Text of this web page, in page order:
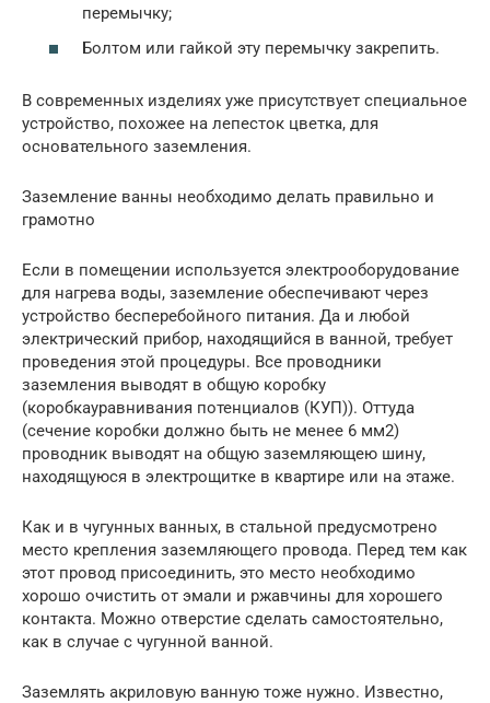
перемычку;
Болтом или гайкой эту перемычку закрепить.
В современных изделиях уже присутствует специальное
устройство, похожее на лепесток цветка, для
основательного заземления.
Заземление ванны необходимо делать правильно и
грамотно
Если в помещении используется электрооборудование
для нагрева воды, заземление обеспечивают через
устройство бесперебойного питания. Да и любой
электрический прибор, находящийся в ванной, требует
проведения этой процедуры. Все проводники
заземления выводят в общую коробку
(коробкауравнивания потенциалов (КУП)). Оттуда
(сечение коробки должно быть не менее 6 мм2)
проводник выводят на общую заземляющею шину,
находящуюся в электрощитке в квартире или на этаже.
Как и в чугунных ванных, в стальной предусмотрено
место крепления заземляющего провода. Перед тем как
этот провод присоединить, это место необходимо
хорошо очистить от эмали и ржавчины для хорошего
контакта. Можно отверстие сделать самостоятельно,
как в случае с чугунной ванной.
Заземлять акриловую ванную тоже нужно. Известно,